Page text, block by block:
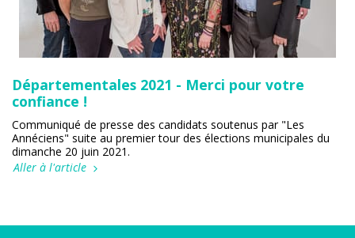
Départementales 2021 - Merci pour votre
confiance !
Communiqué de presse des candidats soutenus par "Les
Annéciens" suite au premier tour des élections municipales du
dimanche 20 juin 2021.
Aller à l'article